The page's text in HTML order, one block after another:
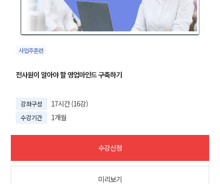
사업주훈련
전사원이 알아야 할 영업마인드 구축하기
강좌구성 17시간 (16강)
수강기간 1개월
수강신청
미리보기